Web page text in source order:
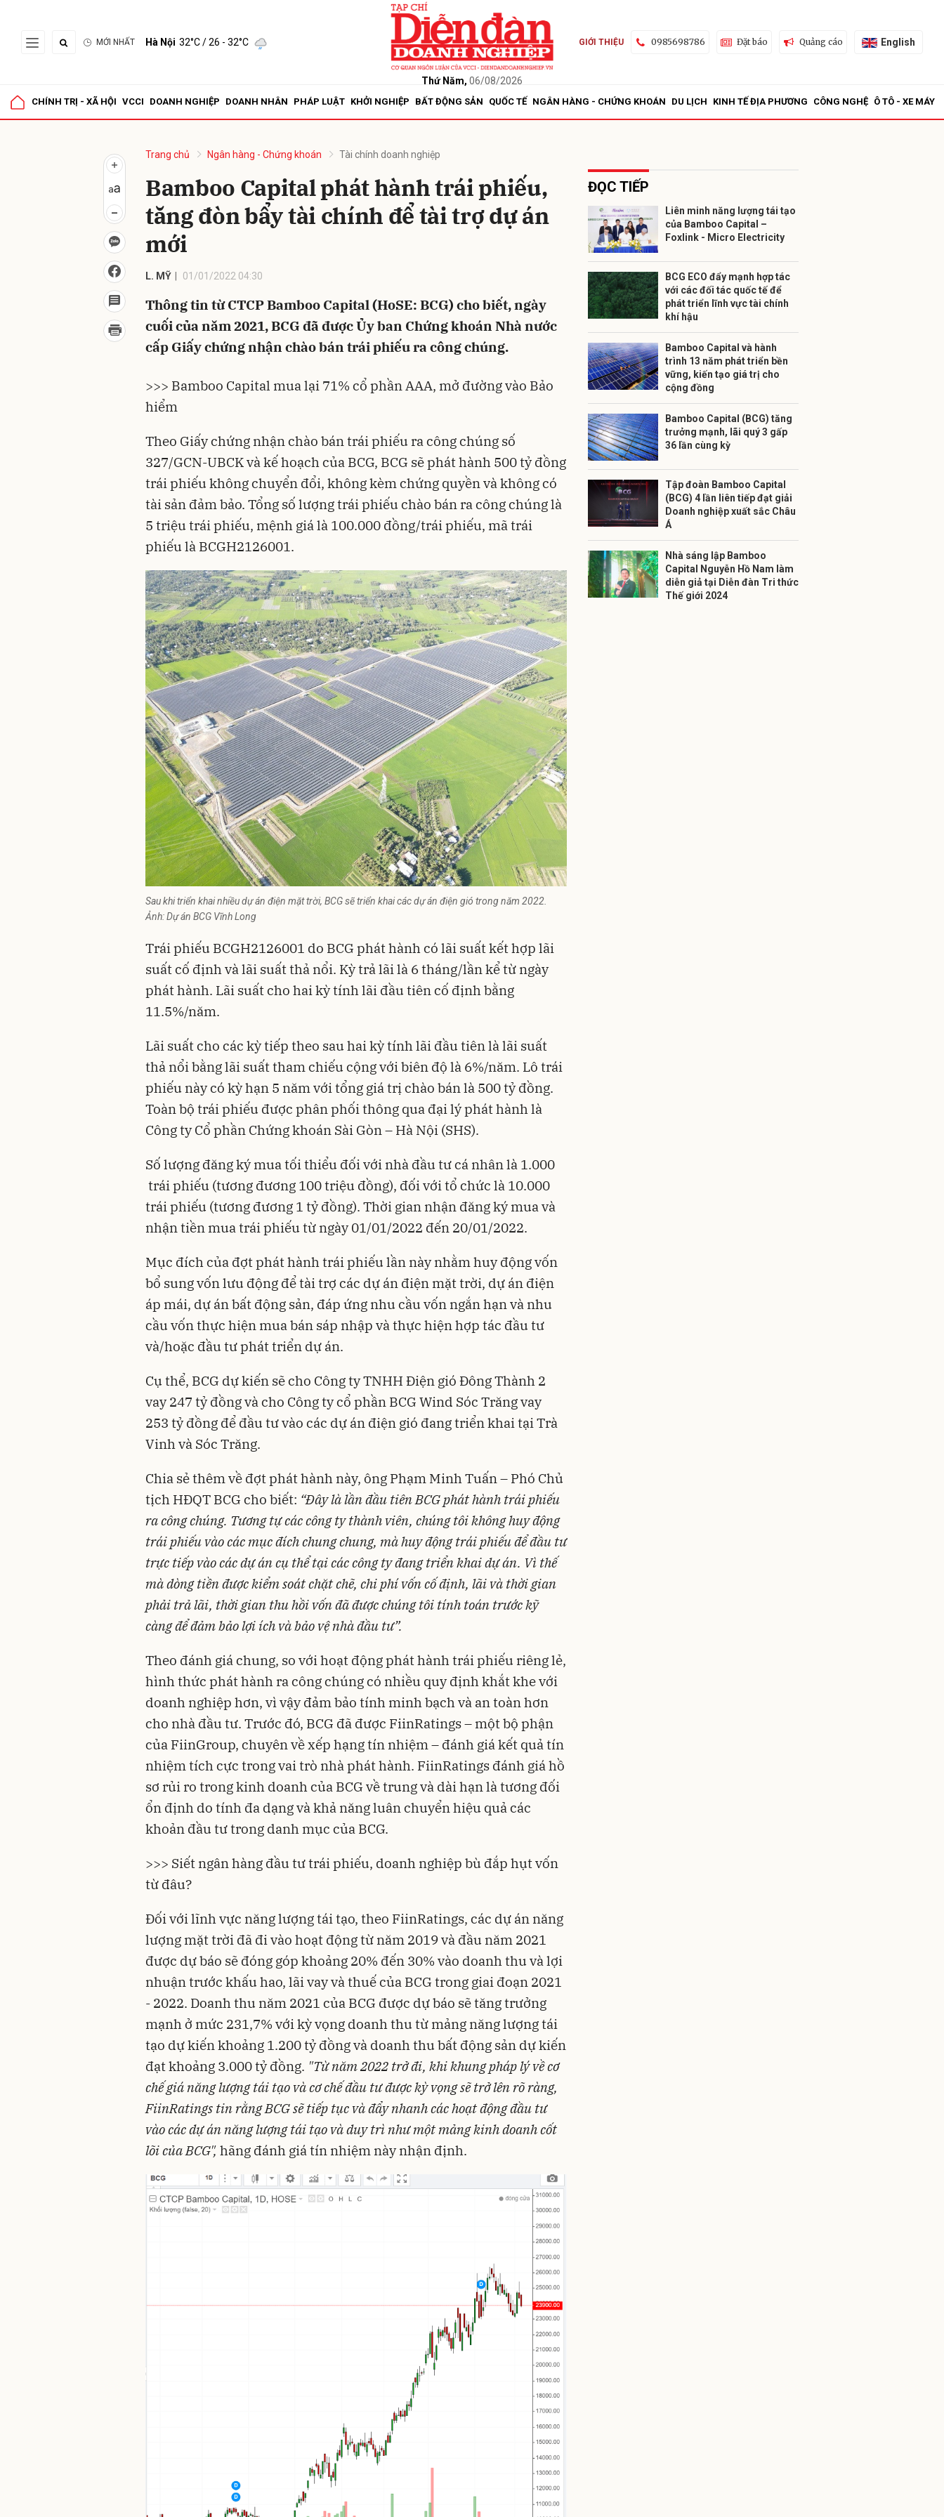
MỚI NHẤT Hà Nội 32°C/ 26 - 32°C
Thứ Năm, 06/08/2026
GIỚI THIỆU 0985698786 Đặt báo Quảng cáo English
CHÍNH TRỊ - XÃ HỘI VCCI DOANH NGHIỆP DOANH NHÂN PHÁP LUẬT KHỞI NGHIỆP BẤT ĐỘNG SẢN QUỐC TẾ NGÂN HÀNG - CHỨNG KHOÁN DU LỊCH KINH TẾ ĐỊA PHƯƠNG CÔNG NGHỆ Ô TÔ - XE MÁY
Trang chủ Ngân hàng - Chứng khoán Tài chính doanh nghiệp
Bamboo Capital phát hành trái phiếu,
tăng đòn bẩy tài chính để tài trợ dự án
mới
L. MỸ 01/01/2022 04:30
Thông tin từ CTCP Bamboo Capital (HoSE: BCG) cho biết, ngày
cuối của năm 2021, BCG đã được Ủy ban Chứng khoán Nhà nước
cấp Giấy chứng nhận chào bán trái phiếu ra công chúng.
>>> Bamboo Capital mua lại 71% cổ phần AAA, mở đường vào Bảo
hiểm
Theo Giấy chứng nhận chào bán trái phiếu ra công chúng số
327/GCN-UBCK và kế hoạch của BCG, BCG sẽ phát hành 500 tỷ đồng
trái phiếu không chuyển đổi, không kèm chứng quyền và không có
tài sản đảm bảo. Tổng số lượng trái phiếu chào bán ra công chúng là
5 triệu trái phiếu, mệnh giá là 100.000 đồng/trái phiếu, mã trái
phiếu là BCGH2126001.
Sau khi triển khai nhiều dự án điện mặt trời, BCG sẽ triển khai các dự án điện gió trong năm 2022.
Ảnh: Dự án BCG Vĩnh Long
Trái phiếu BCGH2126001 do BCG phát hành có lãi suất kết hợp lãi
suất cố định và lãi suất thả nổi. Kỳ trả lãi là 6 tháng/lần kể từ ngày
phát hành. Lãi suất cho hai kỳ tính lãi đầu tiên cố định bằng
11.5%/năm.
Lãi suất cho các kỳ tiếp theo sau hai kỳ tính lãi đầu tiên là lãi suất
thả nổi bằng lãi suất tham chiếu cộng với biên độ là 6%/năm. Lô trái
phiếu này có kỳ hạn 5 năm với tổng giá trị chào bán là 500 tỷ đồng.
Toàn bộ trái phiếu được phân phối thông qua đại lý phát hành là
Công ty Cổ phần Chứng khoán Sài Gòn – Hà Nội (SHS).
Số lượng đăng ký mua tối thiểu đối với nhà đầu tư cá nhân là 1.000
trái phiếu (tương đương 100 triệu đồng), đối với tổ chức là 10.000
trái phiếu (tương đương 1 tỷ đồng). Thời gian nhận đăng ký mua và
nhận tiền mua trái phiếu từ ngày 01/01/2022 đến 20/01/2022.
Mục đích của đợt phát hành trái phiếu lần này nhằm huy động vốn
bổ sung vốn lưu động để tài trợ các dự án điện mặt trời, dự án điện
áp mái, dự án bất động sản, đáp ứng nhu cầu vốn ngắn hạn và nhu
cầu vốn thực hiện mua bán sáp nhập và thực hiện hợp tác đầu tư
và/hoặc đầu tư phát triển dự án.
Cụ thể, BCG dự kiến sẽ cho Công ty TNHH Điện gió Đông Thành 2
vay 247 tỷ đồng và cho Công ty cổ phần BCG Wind Sóc Trăng vay
253 tỷ đồng để đầu tư vào các dự án điện gió đang triển khai tại Trà
Vinh và Sóc Trăng.
Chia sẻ thêm về đợt phát hành này, ông Phạm Minh Tuấn – Phó Chủ
tịch HĐQT BCG cho biết: “Đây là lần đầu tiên BCG phát hành trái phiếu
ra công chúng. Tương tự các công ty thành viên, chúng tôi không huy động
trái phiếu vào các mục đích chung chung, mà huy động trái phiếu để đầu tư
trực tiếp vào các dự án cụ thể tại các công ty đang triển khai dự án. Vì thế
mà dòng tiền được kiểm soát chặt chẽ, chi phí vốn cố định, lãi và thời gian
phải trả lãi, thời gian thu hồi vốn đã được chúng tôi tính toán trước kỹ
càng để đảm bảo lợi ích và bảo vệ nhà đầu tư”.
Theo đánh giá chung, so với hoạt động phát hành trái phiếu riêng lẻ,
hình thức phát hành ra công chúng có nhiều quy định khắt khe với
doanh nghiệp hơn, vì vậy đảm bảo tính minh bạch và an toàn hơn
cho nhà đầu tư. Trước đó, BCG đã được FiinRatings – một bộ phận
của FiinGroup, chuyên về xếp hạng tín nhiệm – đánh giá kết quả tín
nhiệm tích cực trong vai trò nhà phát hành. FiinRatings đánh giá hồ
sơ rủi ro trong kinh doanh của BCG về trung và dài hạn là tương đối
ổn định do tính đa dạng và khả năng luân chuyển hiệu quả các
khoản đầu tư trong danh mục của BCG.
>>> Siết ngân hàng đầu tư trái phiếu, doanh nghiệp bù đắp hụt vốn
từ đâu?
Đối với lĩnh vực năng lượng tái tạo, theo FiinRatings, các dự án năng
lượng mặt trời đã đi vào hoạt động từ năm 2019 và đầu năm 2021
được dự báo sẽ đóng góp khoảng 20% đến 30% vào doanh thu và lợi
nhuận trước khấu hao, lãi vay và thuế của BCG trong giai đoạn 2021
- 2022. Doanh thu năm 2021 của BCG được dự báo sẽ tăng trưởng
mạnh ở mức 231,7% với kỳ vọng doanh thu từ mảng năng lượng tái
tạo dự kiến khoảng 1.200 tỷ đồng và doanh thu bất động sản dự kiến
đạt khoảng 3.000 tỷ đồng. "Từ năm 2022 trở đi, khi khung pháp lý về cơ
chế giá năng lượng tái tạo và cơ chế đầu tư được kỳ vọng sẽ trở lên rõ ràng,
FiinRatings tin rằng BCG sẽ tiếp tục và đẩy nhanh các hoạt động đầu tư
vào các dự án năng lượng tái tạo và duy trì như một mảng kinh doanh cốt
lõi của BCG", hãng đánh giá tín nhiệm này nhận định.
ĐỌC TIẾP
Liên minh năng lượng tái tạo
của Bamboo Capital –
Foxlink - Micro Electricity
BCG ECO đẩy mạnh hợp tác
với các đối tác quốc tế để
phát triển lĩnh vực tài chính
khí hậu
Bamboo Capital và hành
trình 13 năm phát triển bền
vững, kiến tạo giá trị cho
cộng đồng
Bamboo Capital (BCG) tăng
trưởng mạnh, lãi quý 3 gấp
36 lần cùng kỳ
Tập đoàn Bamboo Capital
(BCG) 4 lần liên tiếp đạt giải
Doanh nghiệp xuất sắc Châu
Á
Nhà sáng lập Bamboo
Capital Nguyễn Hồ Nam làm
diễn giả tại Diễn đàn Tri thức
Thế giới 2024
Gửi